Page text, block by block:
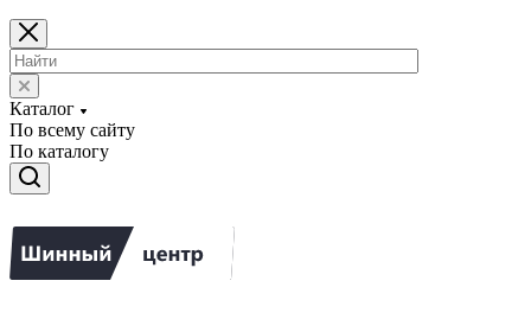
Каталог
По всему сайту
По каталогу